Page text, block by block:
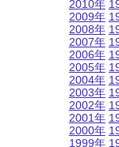
2010年
2009年
2008年
2007年
2006年
2005年
2004年
2003年
2002年
2001年
2000年
1999年